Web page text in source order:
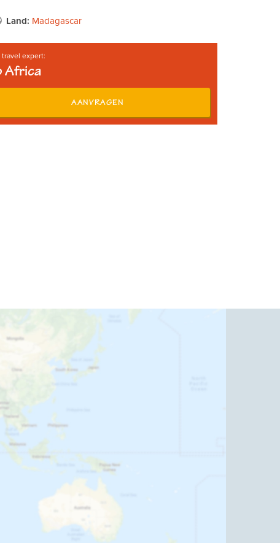
Land: Madagascar
travel expert:
Africa
AANVRAGEN